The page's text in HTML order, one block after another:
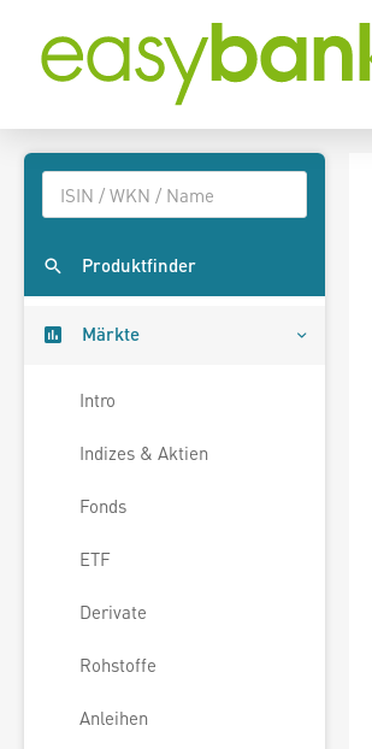
Produktfinder
Märkte
Intro
Indizes & Aktien
Fonds
ETF
Derivate
Rohstoffe
Anleihen